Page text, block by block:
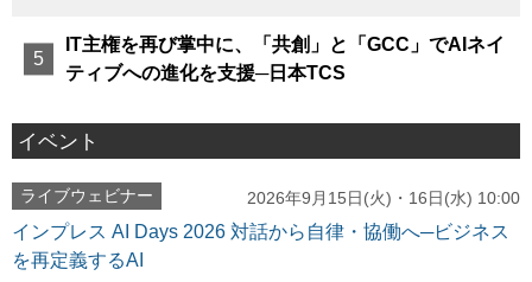
IT主権を再び掌中に、「共創」と「GCC」でAIネイ
ティブへの進化を支援─日本TCS
イベント
ライブウェビナー 2026年9月15日(火)・16日(水) 10:00
インプレス AI Days 2026 対話から自律・協働へ─ビジネス
を再定義するAI